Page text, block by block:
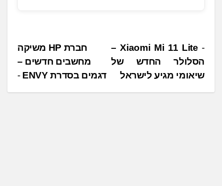
נ
י
ו
חברת HP משיקה
מחשבים חדשים –
דגמים בסדרת ENVY
Xiaomi Mi 11 Lite –
הסלולר החדש של
שיאומי מגיע לישראל